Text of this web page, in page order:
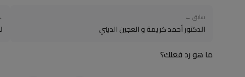
سابق ←
الدكتور أحمد كريمة و العجين الديني
ما هو رد فعلك؟